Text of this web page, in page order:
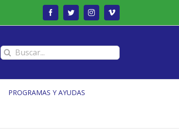
FacebookTwitterInstagramVimeo
Buscar:
PROGRAMAS Y AYUDAS